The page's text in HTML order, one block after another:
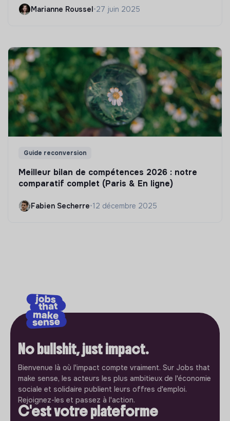
Marianne Roussel•27 juin 2025
Guide reconversion
Meilleur bilan de compétences 2026 : notre
comparatif complet (Paris & En ligne)
Fabien Secherre•12 décembre 2025
No bullshit, just impact.
Bienvenue là où l'impact compte vraiment. Sur Jobs that
make sense, les acteurs les plus ambitieux de l'économie
sociale et solidaire publient leurs offres d'emploi.
Rejoignez-les et passez à l'action.
C'est votre plateforme